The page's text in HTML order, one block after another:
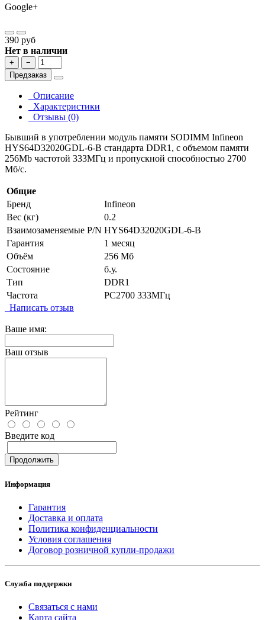
Google+
390 руб
Нет в наличии
+
−
Предзаказ
Описание
Характеристики
Отзывы (0)
Бывший в употреблении модуль памяти SODIMM Infineon
HYS64D32020GDL-6-B стандарта DDR1, с объемом памяти
256Mb частотой 333МГц и пропускной способностью 2700
Мб/с.
Общие
Бренд
Infineon
Вес (кг)
0.2
Взаимозаменяемые P/N HYS64D32020GDL-6-B
Гарантия
1 месяц
Объём
256 Мб
Состояние
б.у.
Тип
DDR1
Частота
PC2700 333МГц
Написать отзыв
Ваше имя:
Ваш отзыв
Рейтинг
Введите код
Продолжить
Информация
Гарантия
Доставка и оплата
Политика конфиденциальности
Условия соглашения
Договор розничной купли-продажи
Служба поддержки
Связаться с нами
Карта сайта